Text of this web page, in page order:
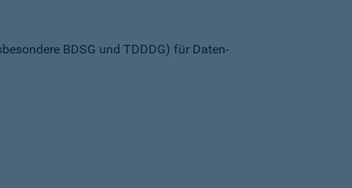
BDSG und TDDDG) für Daten­